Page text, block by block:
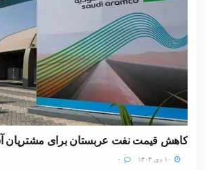
کاهش قیمت نفت عربستان برای مشتریان